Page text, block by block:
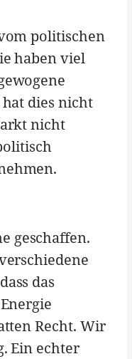
politischen
haben viel
dies nicht
nicht
geschaffen.
das
Recht. Wir
Ein echter